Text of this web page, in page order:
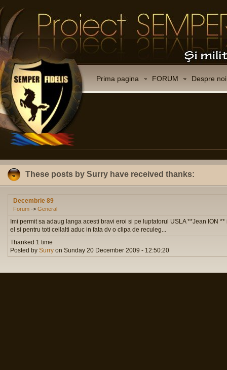
Prima pagina FORUM Despre noi
These posts by Surry have received thanks:
Decembrie 89
Forum -> General
Imi permit sa adaug langa acesti bravi eroi si pe luptatorul USLA **Jean ION
el si pentru toti ceilalti aduc in fata dv o clipa de reculeg...
Thanked 1 time
Posted by Surry on Sunday 20 December 2009 - 12:50:20